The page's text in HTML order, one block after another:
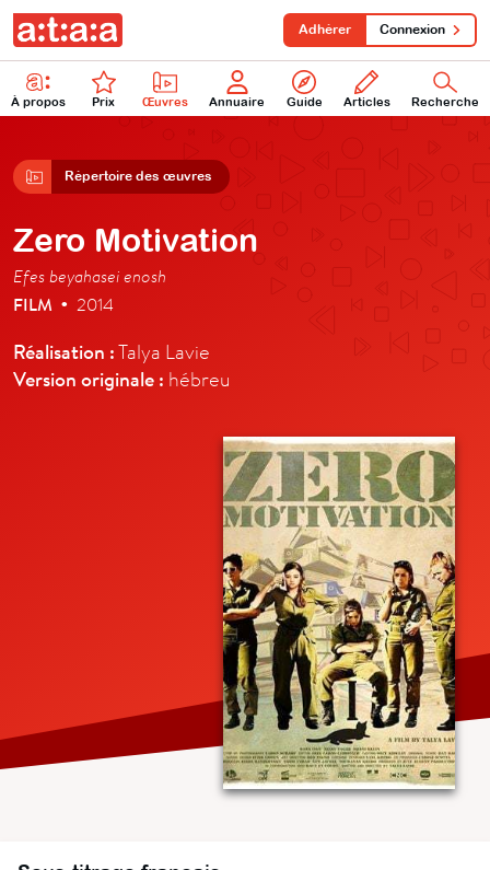
À propos Prix Œuvres Annuaire Guide Articles Recherche
Adhérer Connexion
Répertoire des œuvres
Zero Motivation
Efes beyahasei enosh
FILM • 2014
Réalisation :Talya Lavie
Version originale : hébreu